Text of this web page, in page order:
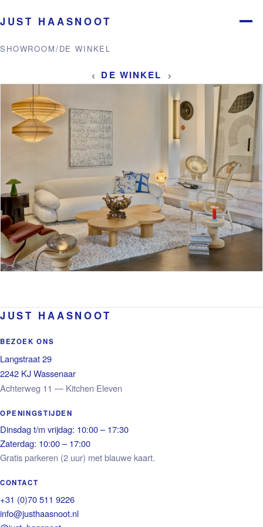
JUST HAASNOOT Menu
SHOWROOM/DE WINKEL
‹ DE WINKEL ›
JUST HAASNOOT
BEZOEK ONS
Langstraat 29
2242 KJ Wassenaar
Achterweg 11 — Kitchen Eleven
OPENINGSTIJDEN
Dinsdag t/m vrijdag: 10:00 – 17:30
Zaterdag: 10:00 – 17:00
Gratis parkeren (2 uur) met blauwe kaart.
CONTACT
+31 (0)70 511 9226
info@justhaasnoot.nl